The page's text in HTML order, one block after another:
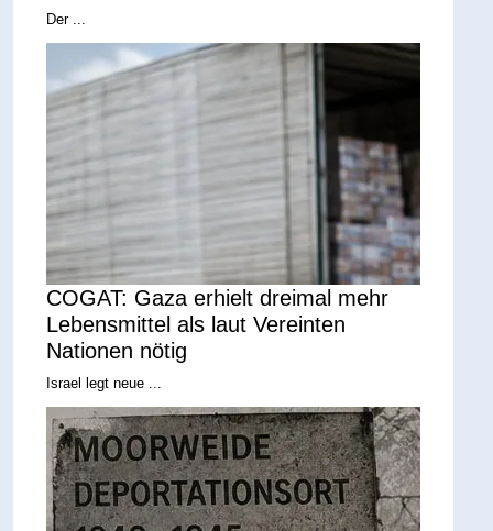
Der ...
COGAT: Gaza erhielt dreimal mehr
Lebensmittel als laut Vereinten
Nationen nötig
Israel legt neue ...